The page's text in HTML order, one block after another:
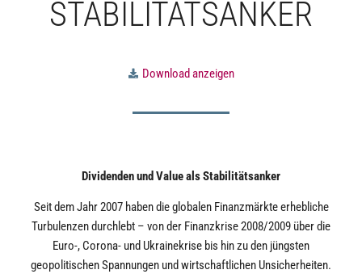
STABILITÄTSANKER
Download anzeigen
Dividenden und Value als Stabilitätsanker
Seit dem Jahr 2007 haben die globalen Finanzmärkte erhebliche
Turbulenzen durchlebt – von der Finanzkrise 2008/2009 über die
Euro-, Corona- und Ukrainekrise bis hin zu den jüngsten
geopolitischen Spannungen und wirtschaftlichen Unsicherheiten.